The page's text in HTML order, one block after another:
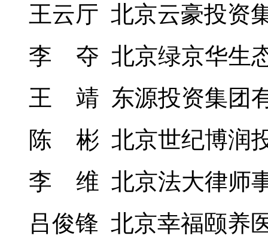
王云厅 北京云豪投资
李 夺 北京绿京华生
王 靖 东源投资集团
陈 彬 北京世纪博润
李 维 北京法大律师
吕俊锋 北京幸福颐养